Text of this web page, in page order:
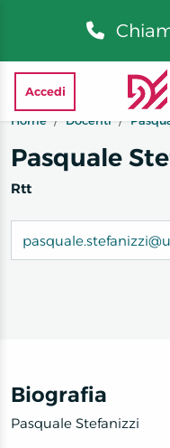
Accedi
Home
Docenti
Pasquale
Rtt
Biografia
Pasquale Stefanizzi